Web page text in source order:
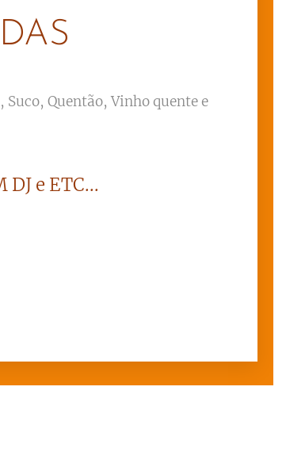
Quentão, Vinho quente e
DJ e ETC...